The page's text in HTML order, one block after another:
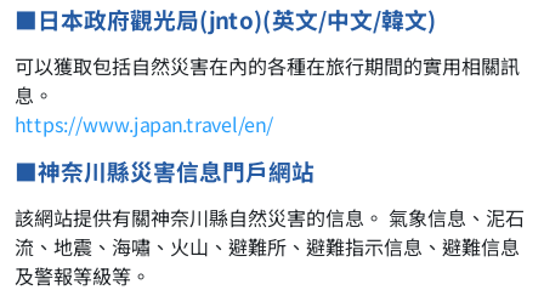
■日本政府觀光局(jnto)(英文/中文/韓文)
可以獲取包括自然災害在內的各種在旅行期間的實用相關訊
息。
https://www.japan.travel/en/
■神奈川縣災害信息門戶網站
該網站提供有關神奈川縣自然災害的信息。 氣象信息、泥石
流、地震、海嘯、火山、避難所、避難指示信息、避難信息
及警報等級等。